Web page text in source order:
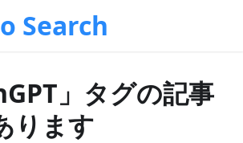
Search
」タグの記事
ります